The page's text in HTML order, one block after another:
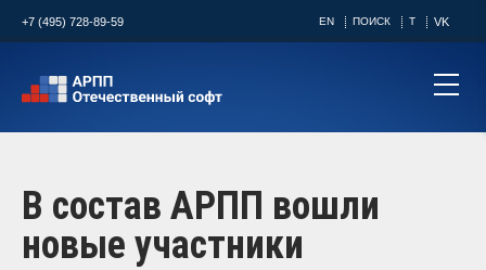
+7 (495) 728-89-59 EN ПОИСК T VK
В состав АРПП вошли
новые участники